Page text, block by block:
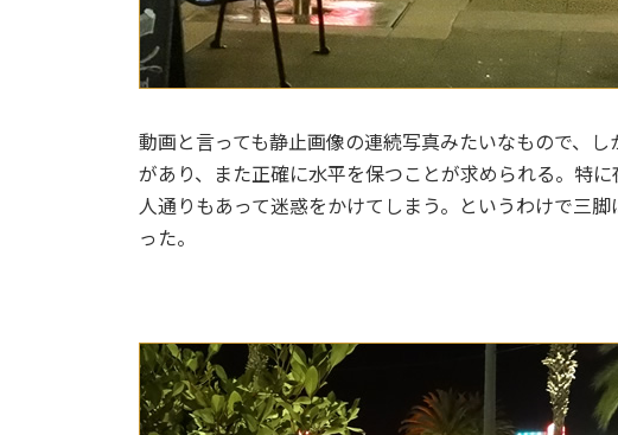
動画と言っても静止画像の連続写真みたいなもので、
があり、また正確に水平を保つことが求められる。特
人通りもあって迷惑をかけてしまう。というわけで三
った。